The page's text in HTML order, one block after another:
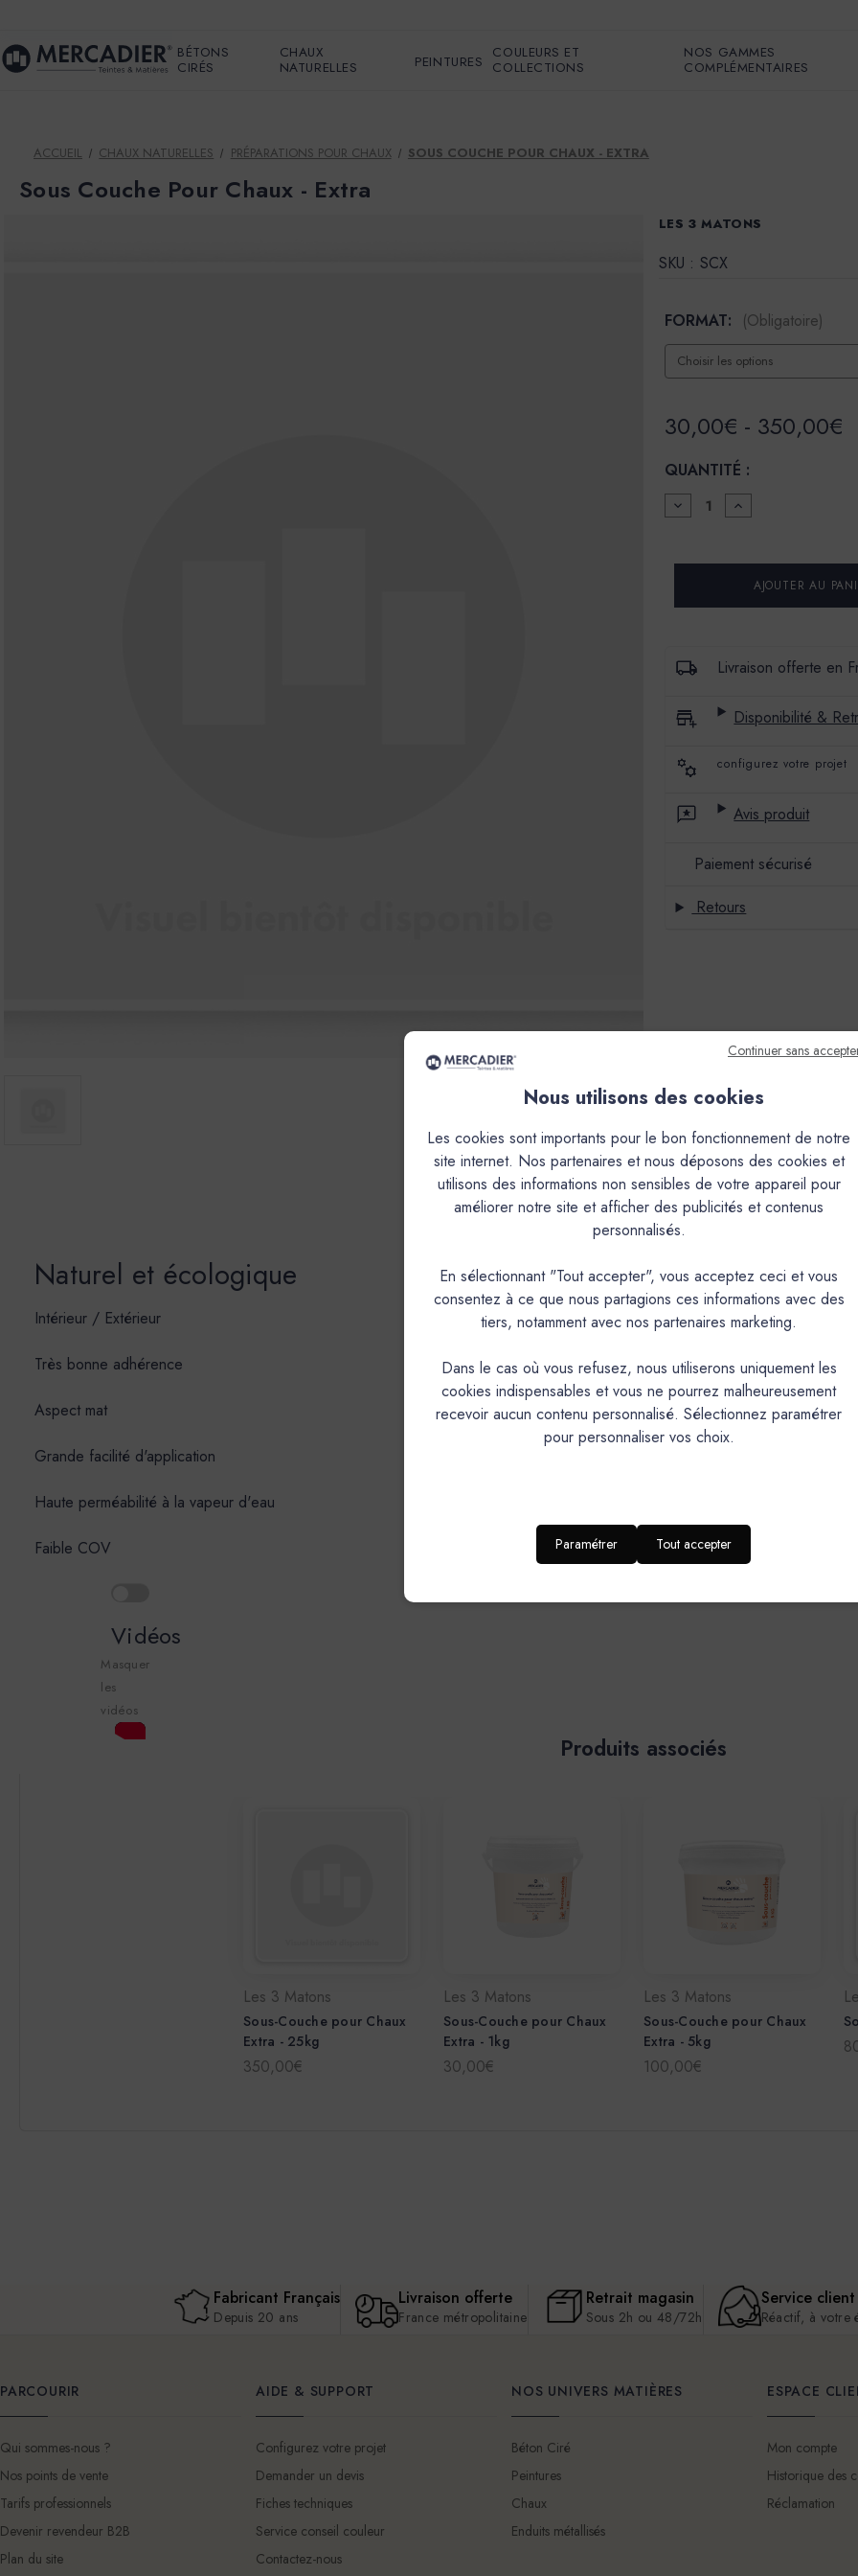
BÉTONS
CIRÉS
CHAUX
NATURELLES
PEINTURES
COULEURS ET
COLLECTIONS
NOS GAMMES
COMPLÉMENTAIRES
ACCUEIL CHAUX NATURELLES PRÉPARATIONS POUR CHAUX SOUS COUCHE POUR CHAUX - EXTRA
Sous Couche Pour Chaux - Extra
LES 3 MATONS
SKU : SCX
FORMAT: (Obligatoire)
30,00€ - 350,00€
QUANTITÉ :
DIMINUER
LA
SOUS
CHAUX
AUGMENTER
LA
SOUS
COUCHE
POUR
CHAUX
Livraison offerte en
Disponibilité &
configurez votre projet
Avis produit
Paiement sécurisé
Retours
Naturel et écologique
Intérieur / Extérieur
Très bonne adhérence
Aspect mat
Grande facilité d'application
Haute perméabilité à la vapeur d'eau
Faible COV
Vidéos
Masquer
les
vidéos
Produits associés
Les 3 Matons
Sous-Couche pour Chaux
Extra - 25kg
350,00€
Les 3 Matons
Sous-Couche pour Chaux
Extra - 1kg
30,00€
Les 3 Matons
Sous-Couche pour Chaux
Extra - 5kg
100,00€
Fabricant Français
Depuis 20 ans
Livraison offerte
France métropolitaine
Retrait magasin
Sous 2h ou 48/72h
Service client
Réactif, à votre
PARCOURIR
Qui sommes-nous ?
Nos points de vente
Tarifs professionnels
Devenir revendeur B2B
Plan du site
AIDE & SUPPORT
Configurez votre projet
Demander un devis
Fiches techniques
Service conseil couleur
Contactez-nous
NOS UNIVERS MATIÈRES
Béton Ciré
Peintures
Chaux
Enduits métallisés
ESPACE
Mon compte
Historique des
Réclamation
Continuer sans
Nous utilisons des cookies
Les cookies sont importants pour le bon fonctionnement de notre
site internet. Nos partenaires et nous déposons des cookies et
utilisons des informations non sensibles de votre appareil pour
améliorer notre site et afficher des publicités et contenus
personnalisés.
En sélectionnant "Tout accepter", vous acceptez ceci et vous
consentez à ce que nous partagions ces informations avec des
tiers, notamment avec nos partenaires marketing.
Dans le cas où vous refusez, nous utiliserons uniquement les
cookies indispensables et vous ne pourrez malheureusement
recevoir aucun contenu personnalisé. Sélectionnez paramétrer
pour personnaliser vos choix.
Paramétrer Tout accepter